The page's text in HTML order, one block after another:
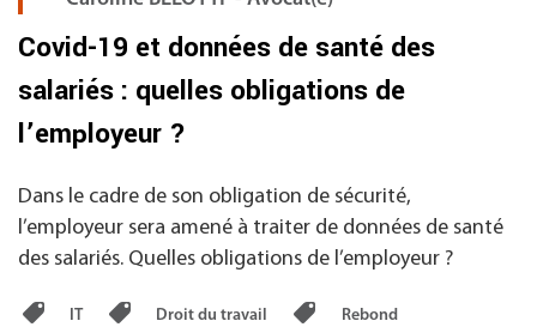
Covid-19 et données de santé des
salariés : quelles obligations de
l’employeur ?
Dans le cadre de son obligation de sécurité,
l’employeur sera amené à traiter de données de santé
des salariés. Quelles obligations de l’employeur ?
IT Droit du travail Rebond